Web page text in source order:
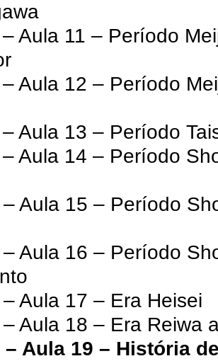
Aula 11 – Período
Aula 12 – Período
Aula 13 – Período
Aula 14 – Período
Aula 15 – Período
Aula 16 – Período
Aula 17 – Era Heisei
Aula 18 – Era Reiwa
Aula 19 – História